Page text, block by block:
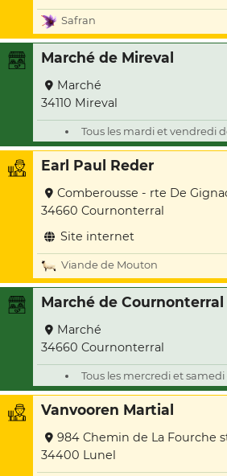
Safran
Marché de Mireval
Marché
34110 Mireval
Tous les mardi et vendredi
Earl Paul Reder
Comberousse - rte De
34660 Cournonterral
Site internet
Viande de Mouton
Marché de Cournonterral
Marché
34660 Cournonterral
Tous les mercredi et samedi
Vanvooren Martial
984 Chemin de La Fourche
34400 Lunel